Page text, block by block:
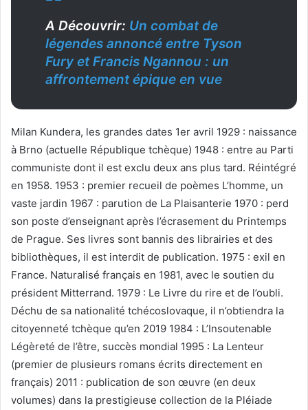
A Découvrir: Un combat de
légendes annoncé entre Tyson
Fury et Francis Ngannou : un
affrontement épique en vue
Milan Kundera, les grandes dates 1er avril 1929 : naissance
à Brno (actuelle République tchèque) 1948 : entre au Parti
communiste dont il est exclu deux ans plus tard. Réintégré
en 1958. 1953 : premier recueil de poèmes L’homme, un
vaste jardin 1967 : parution de La Plaisanterie 1970 : perd
son poste d’enseignant après l’écrasement du Printemps
de Prague. Ses livres sont bannis des librairies et des
bibliothèques, il est interdit de publication. 1975 : exil en
France. Naturalisé français en 1981, avec le soutien du
président Mitterrand. 1979 : Le Livre du rire et de l’oubli.
Déchu de sa nationalité tchécoslovaque, il n’obtiendra la
citoyenneté tchèque qu’en 2019 1984 : L’Insoutenable
Légèreté de l’être, succès mondial 1995 : La Lenteur
(premier de plusieurs romans écrits directement en
français) 2011 : publication de son œuvre (en deux
volumes) dans la prestigieuse collection de la Pléiade